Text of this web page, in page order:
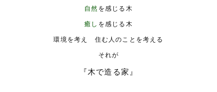
自然 を感じる木
癒し を感じる木
環境を考え 住む人のことを考える
それが
『木で造る家』